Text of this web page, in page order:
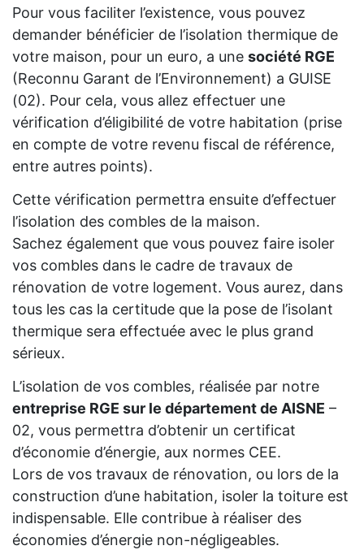
Pour vous faciliter l’existence, vous pouvez
demander bénéficier de l’isolation thermique de
votre maison, pour un euro, a une société RGE
(Reconnu Garant de l’Environnement) a GUISE
(02). Pour cela, vous allez effectuer une
vérification d’éligibilité de votre habitation (prise
en compte de votre revenu fiscal de référence,
entre autres points).
Cette vérification permettra ensuite d’effectuer
l’isolation des combles de la maison.
Sachez également que vous pouvez faire isoler
vos combles dans le cadre de travaux de
rénovation de votre logement. Vous aurez, dans
tous les cas la certitude que la pose de l’isolant
thermique sera effectuée avec le plus grand
sérieux.
L’isolation de vos combles, réalisée par notre
entreprise RGE sur le département de AISNE –
02, vous permettra d’obtenir un certificat
d’économie d’énergie, aux normes CEE.
Lors de vos travaux de rénovation, ou lors de la
construction d’une habitation, isoler la toiture est
indispensable. Elle contribue à réaliser des
économies d’énergie non-négligeables.